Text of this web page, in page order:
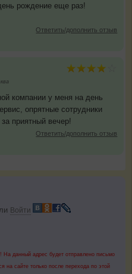
рождение еще раз!
Ответить/дополнить отзыв
компании у меня на день
опрятные сотрудники
приятный вечер!
Ответить/дополнить отзыв
Войти
На данный адрес будет отправлено письмо
на сайте только после перехода по этой